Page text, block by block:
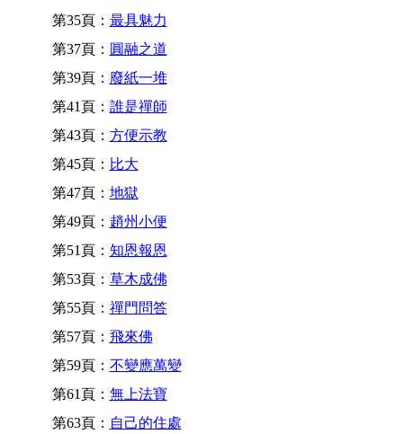
第35頁： 最具魅力
第37頁： 圓融之道
第39頁： 廢紙一堆
第41頁： 誰是禪師
第43頁： 方便示教
第45頁： 比大
第47頁： 地獄
第49頁： 趙州小便
第51頁： 知恩報恩
第53頁： 草木成佛
第55頁： 禪門問答
第57頁： 飛來佛
第59頁： 不變應萬變
第61頁： 無上法寶
第63頁： 自己的住處